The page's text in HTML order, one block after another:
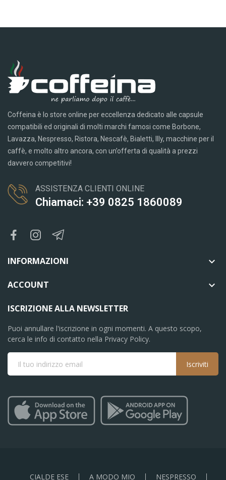
Coffeina è lo store online per eccellenza dedicato alle capsule
compatibili ed originali di molti marchi famosi come Borbone,
Lavazza, Nespresso, Ristora, Nescafè, Bialetti, Illy, macchine per il
caffè, e molto altro ancora, con un’offerta di qualità a prezzi
davvero competitivi!
ASSISTENZA CLIENTI ONLINE
Chiamaci: +39 0825 1860089
INFORMAZIONI 
ACCOUNT 
ISCRIZIONE ALLA NEWSLETTER
Puoi annullare l'iscrizione in ogni momenti. A questo scopo,
cerca le info di contatto nella Privacy Policy.
Iscriviti
CIALDE ESE A MODO MIO NESPRESSO